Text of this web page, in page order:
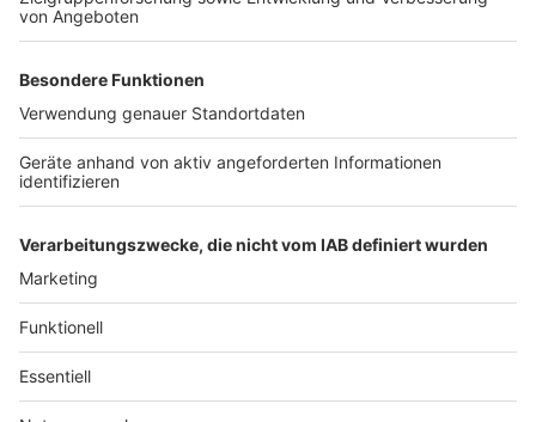
kalkulieren sie mit bis zu 1,3 Milliarden Dosen. Zwar
haben schon Länder wie Russland, China und kürzlich
erst Bahrain Impfstoffe mit Einschränkungen
Bevölkerung. Aber wie gut diese Impfungen
tatsächlich schützen und welche Nebenwirkungen sie
haben können, ist derzeit weitgehend offen.
Anzeige